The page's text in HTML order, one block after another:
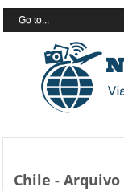
Chile - Arquivo